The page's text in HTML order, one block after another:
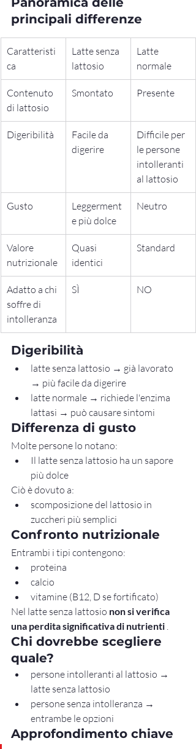
principali differenze
Caratteristi
ca
Latte senza
lattosio
Latte
normale
Contenuto
di lattosio
Smontato Presente
Digeribilità
Facile da
digerire
Difficile per
le persone
intolleranti
al lattosio
Gusto
Leggerment
e più dolce
Neutro
Valore
nutrizionale
Quasi
identici
Standard
Adatto a chi
soffre di
intolleranza
SÌ NO
Digeribilità
latte senza lattosio → già lavorato
→ più facile da digerire
latte normale → richiede l'enzima
lattasi → può causare sintomi
Differenza di gusto
Molte persone lo notano:
Il latte senza lattosio ha un sapore
più dolce
Ciò è dovuto a:
scomposizione del lattosio in
zuccheri più semplici
Confronto nutrizionale
Entrambi i tipi contengono:
proteina
calcio
vitamine (B12, D se fortificato)
Nel latte senza lattosio non si verifica
una perdita significativa di nutrienti .
Chi dovrebbe scegliere
quale?
persone intolleranti al lattosio →
latte senza lattosio
persone senza intolleranza →
entrambe le opzioni
Approfondimento chiave